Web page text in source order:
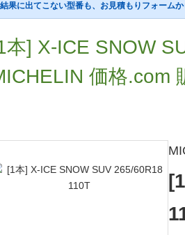
果に出てこない型番も、お見積もりフォームか
本] X-ICE SNOW
価格.com